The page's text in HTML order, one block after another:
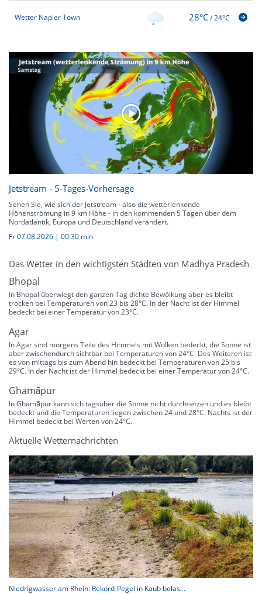
Wetter Napier Town 28°C/24°C
Jetstream - 5-Tages-Vorhersage
Sehen Sie, wie sich der Jetstream - also die wetterlenkende
Höhenströmung in 9 km Höhe - in den kommenden 5 Tagen über dem
Nordatlantik, Europa und Deutschland verändert.
Fr 07.08.2026 | 00:30 min
Das Wetter in den wichtigsten Städten von Madhya Pradesh
Bhopal
In Bhopal überwiegt den ganzen Tag dichte Bewölkung aber es bleibt
trocken bei Temperaturen von 23 bis 28°C. In der Nacht ist der Himmel
bedeckt bei einer Temperatur von 23°C.
Agar
In Agar sind morgens Teile des Himmels mit Wolken bedeckt, die Sonne ist
aber zwischendurch sichtbar bei Temperaturen von 24°C. Des Weiteren ist
es von mittags bis zum Abend hin bedeckt bei Temperaturen von 25 bis
29°C. In der Nacht ist der Himmel bedeckt bei einer Temperatur von 24°C.
Ghamāpur
In Ghamāpur kann sich tagsüber die Sonne nicht durchsetzen und es bleibt
bedeckt und die Temperaturen liegen zwischen 24 und 28°C. Nachts ist der
Himmel bedeckt bei Werten von 24°C.
Aktuelle Wetternachrichten
Niedrigwasser am Rhein: Rekord-Pegel in Kaub belas...